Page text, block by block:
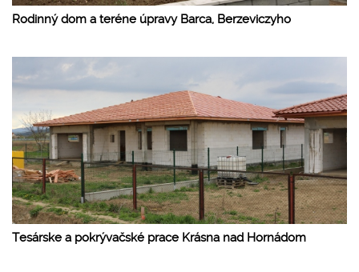
Rodinný dom a teréne úpravy Barca, Berzeviczyho
Tesárske a pokrývačské prace Krásna nad Hornádom